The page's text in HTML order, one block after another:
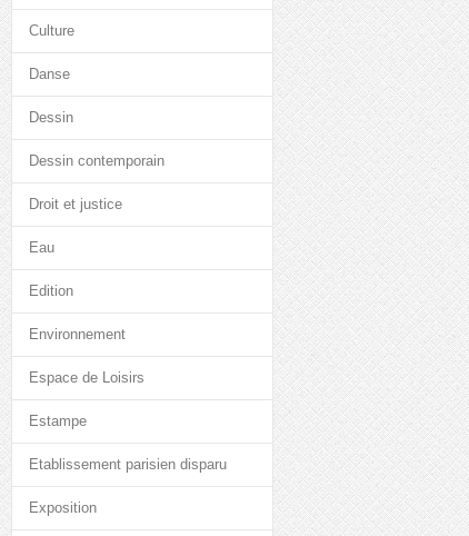
Culture
Danse
Dessin
Dessin contemporain
Droit et justice
Eau
Edition
Environnement
Espace de Loisirs
Estampe
Etablissement parisien disparu
Exposition